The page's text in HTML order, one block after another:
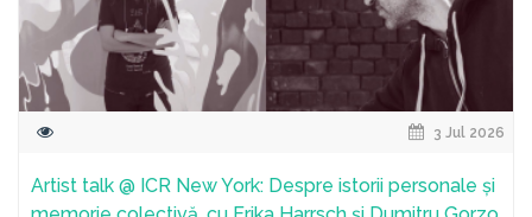
3 Jul 2026
Artist talk @ ICR New York: Despre istorii personale și